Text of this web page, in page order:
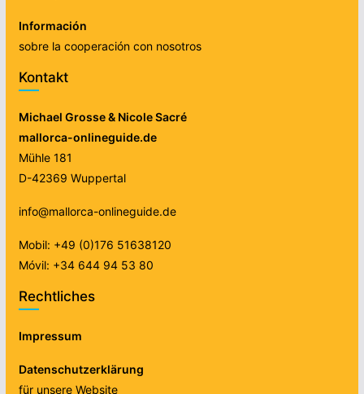
Información
sobre la cooperación con nosotros
Kontakt
Michael Grosse & Nicole Sacré
mallorca-onlineguide.de
Mühle 181
D-42369 Wuppertal
info@mallorca-onlineguide.de
Mobil: +49 (0)176 51638120
Móvil: +34 644 94 53 80
Rechtliches
Impressum
Datenschutzerklärung
für unsere Website